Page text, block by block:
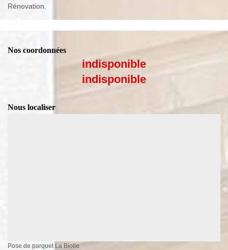
Rénovation.
Nos coordonnées
indisponible
indisponible
Nous localiser
Pose de parquet La Biolle